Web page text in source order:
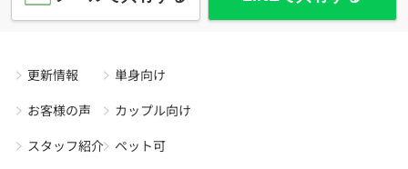
更新情報
お客様の声
スタッフ紹介
単身向け
カップル向け
ペット可